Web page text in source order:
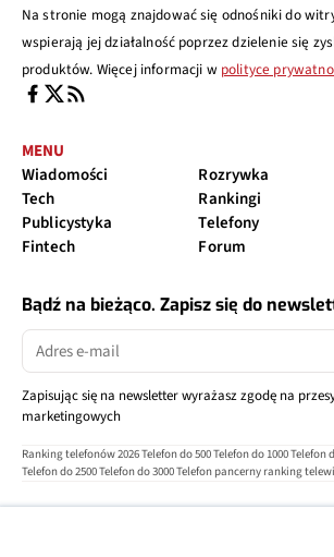
Na stronie mogą znajdować się odnośniki do
wspierają jej działalność poprzez dzielenie się
produktów. Więcej informacji w polityce
MENU
Wiadomości
Tech
Publicystyka
Fintech
Rozrywka
Rankingi
Telefony
Forum
Bądź na bieżąco. Zapisz się do
Zapisując się na newsletter wyrażasz zgodę na
marketingowych
Ranking telefonów 2026Telefon do 500Telefon do 1000Telefon
Telefon do 2500Telefon do 3000Telefon pancerny ranking